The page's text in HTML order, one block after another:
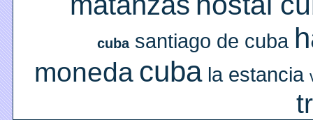
cuba santiago de cuba
moneda cuba la estancia